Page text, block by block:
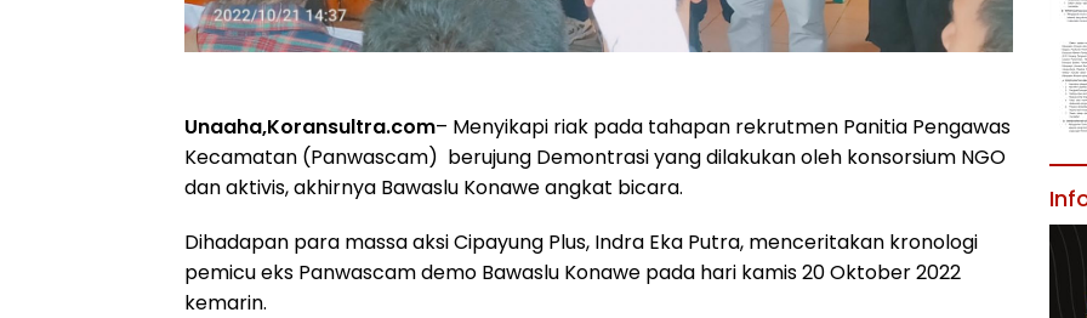
Unaaha,Koransultra.com– Menyikapi riak pada tahapan rekrutmen Panitia Pengawas
Kecamatan (Panwascam) berujung Demontrasi yang dilakukan oleh konsorsium NGO
dan aktivis, akhirnya Bawaslu Konawe angkat bicara.
Dihadapan para massa aksi Cipayung Plus, Indra Eka Putra, menceritakan kronologi
pemicu eks Panwascam demo Bawaslu Konawe pada hari kamis 20 Oktober 2022
kemarin.